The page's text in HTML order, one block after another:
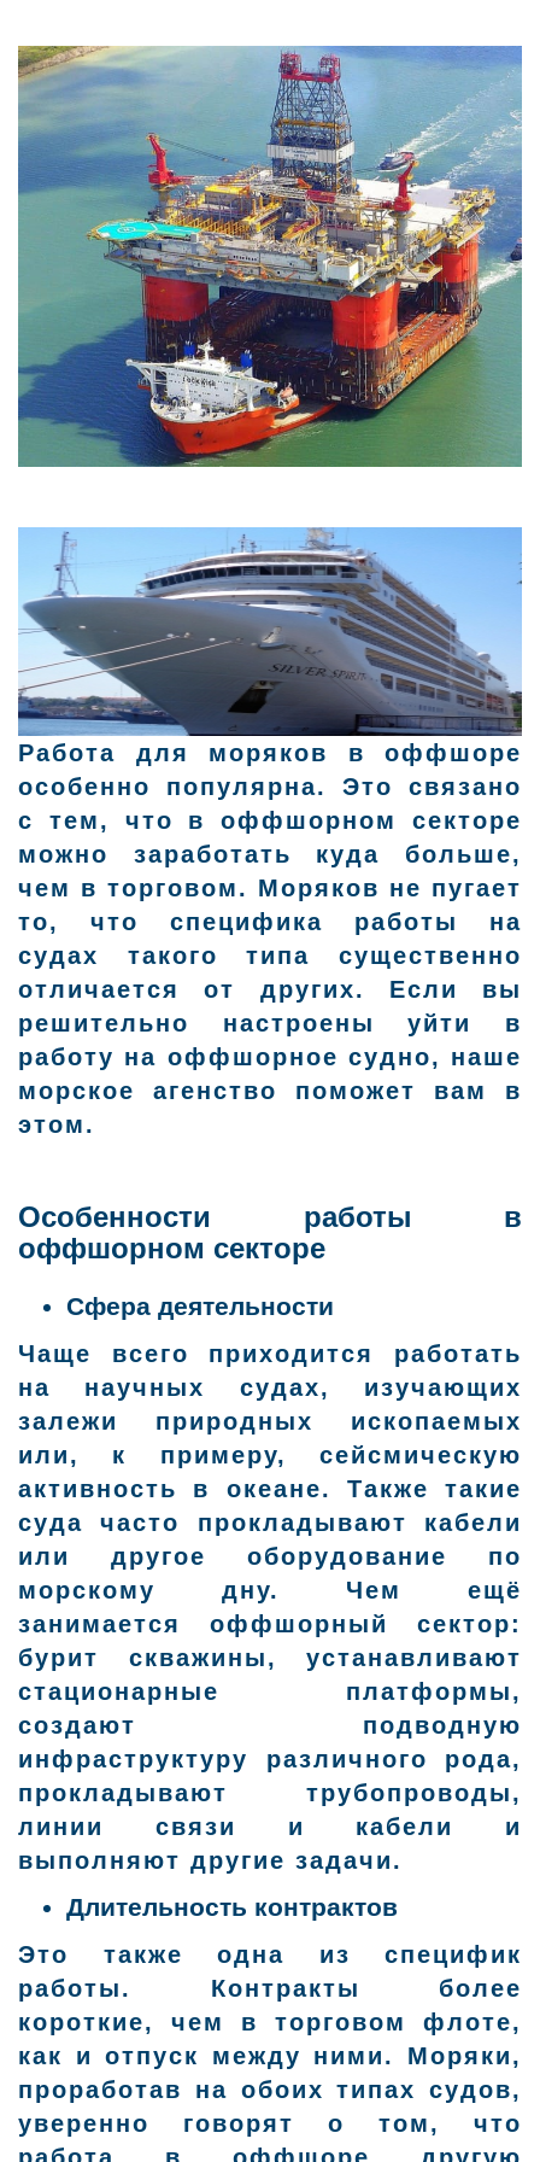
Работа для моряков в оффшоре
особенно популярна. Это связано
с тем, что в оффшорном секторе
можно заработать куда больше,
чем в торговом. Моряков не пугает
то, что специфика работы на
судах такого типа существенно
отличается от других. Если вы
решительно настроены уйти в
работу на оффшорное судно, наше
морское агенство поможет вам в
этом.
Особенности работы в
оффшорном секторе
Сфера деятельности
Чаще всего приходится работать
на научных судах, изучающих
залежи природных ископаемых
или, к примеру, сейсмическую
активность в океане. Также такие
суда часто прокладывают кабели
или другое оборудование по
морскому дну. Чем ещё
занимается оффшорный сектор:
бурит скважины, устанавливают
стационарные платформы,
создают подводную
инфраструктуру различного рода,
прокладывают трубопроводы,
линии связи и кабели и
выполняют другие задачи.
Длительность контрактов
Это также одна из специфик
работы. Контракты более
короткие, чем в торговом флоте,
как и отпуск между ними. Моряки,
проработав на обоих типах судов,
уверенно говорят о том, что